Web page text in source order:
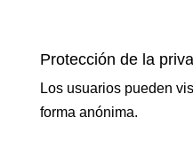
Protección de la
Los usuarios pueden
forma anónima.